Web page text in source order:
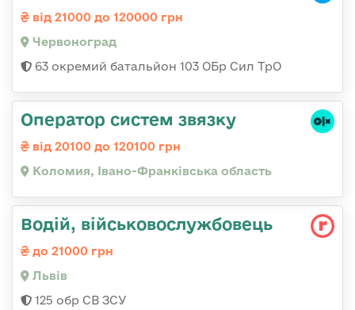
від 21000 до 120000 грн
Червоноград
63 окремий батальйон 103 ОБр Сил ТрО
Оператор систем звязку
від 20100 до 120100 грн
Коломия, Івано-Франківська область
Водій, військовослужбовець
до 21000 грн
Львів
125 обр СВ ЗСУ